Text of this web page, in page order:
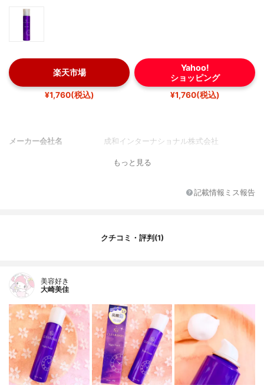
楽天市場
¥1,760(税込)
Yahoo!
ショッピング
¥1,760(税込)
メーカー会社名 成和インターナショナル株式会社
もっと見る
記載情報ミス報告
クチコミ・評判(1)
美容好き
大崎美佳